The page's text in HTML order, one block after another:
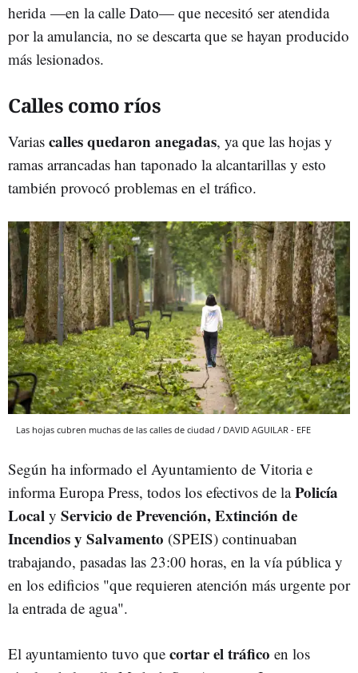
herida —en la calle Dato— que necesitó ser atendida
por la amulancia, no se descarta que se hayan producido
más lesionados.
Calles como ríos
Varias calles quedaron anegadas, ya que las hojas y
ramas arrancadas han taponado la alcantarillas y esto
también provocó problemas en el tráfico.
Las hojas cubren muchas de las calles de ciudad / DAVID AGUILAR - EFE
Según ha informado el Ayuntamiento de Vitoria e
informa Europa Press, todos los efectivos de laPolicía
Local y Servicio de Prevención, Extinción de
Incendios y Salvamento (SPEIS) continuaban
trabajando, pasadas las 23:00 horas, en la vía pública y
en los edificios "que requieren atención más urgente por
la entrada de agua".
El ayuntamiento tuvo que cortar el tráfico en los